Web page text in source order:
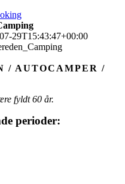
29T15:43:47+00:00
/ AUTOCAMPER /
fyldt 60 år.
perioder: